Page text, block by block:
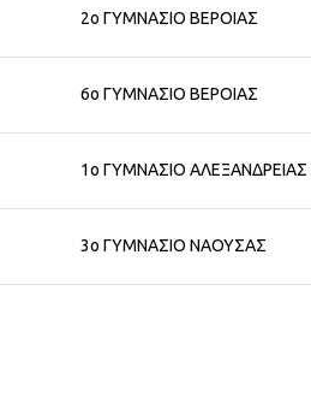
2ο ΓΥΜΝΑΣΙΟ ΒΕΡΟΙΑΣ
6ο ΓΥΜΝΑΣΙΟ ΒΕΡΟΙΑΣ
1ο ΓΥΜΝΑΣΙΟ ΑΛΕΞΑΝΔΡΕΙΑΣ
3ο ΓΥΜΝΑΣΙΟ ΝΑΟΥΣΑΣ